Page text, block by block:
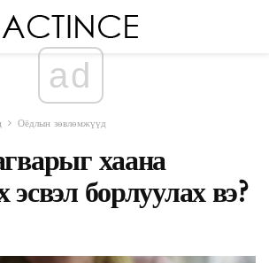
ad
Оёдлын зөвлөмжүүд
хаана
эсвэл борлуулах вэ?